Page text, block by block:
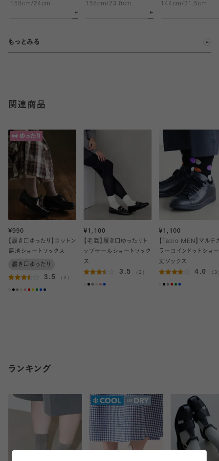
158cm/24cm
158cm/23.0cm
144cm/21.5cm
もっとみる
関連商品
¥990
【履き口ゆったり】コットン
無地ショートソックス
履き口ゆったり
3.5 （2）
¥1,100
【毛混】履き口ゆったりト
ップモールショートソック
ス
3.5 （2）
¥1,100
【Tabio MEN】マルチ
ラーコインドットショ
丈ソックス
4.0 （3
ランキング